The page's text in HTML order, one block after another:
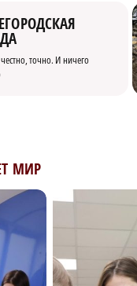
точно. И ничего
МИР